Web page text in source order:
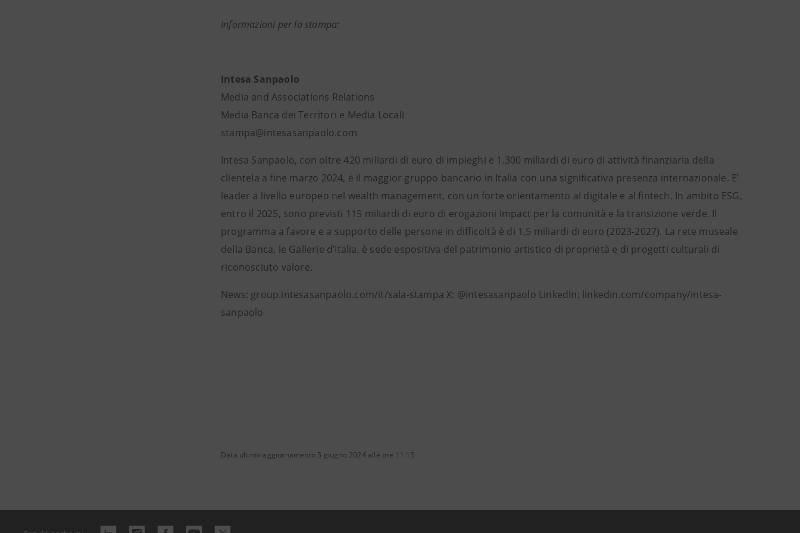
Informazioni per la stampa:
Intesa Sanpaolo
Media and Associations Relations
Media Banca dei Territori e Media Locali
stampa@intesasanpaolo.com
Intesa Sanpaolo, con oltre 420 miliardi di euro di impieghi e 1.300 miliardi di euro di attività finanziaria della
clientela a fine marzo 2024, è il maggior gruppo bancario in Italia con una significativa presenza internazionale. E’
leader a livello europeo nel wealth management, con un forte orientamento al digitale e al fintech. In ambito ESG,
entro il 2025, sono previsti 115 miliardi di euro di erogazioni Impact per la comunità e la transizione verde. Il
programma a favore e a supporto delle persone in difficoltà è di 1,5 miliardi di euro (2023-2027). La rete museale
della Banca, le Gallerie d’Italia, è sede espositiva del patrimonio artistico di proprietà e di progetti culturali di
riconosciuto valore.
News: group.intesasanpaolo.com/it/sala-stampa X: @intesasanpaolo LinkedIn: linkedin.com/company/intesa-
sanpaolo
Data ultimo aggiornamento 5 giugno 2024 alle ore 11:15